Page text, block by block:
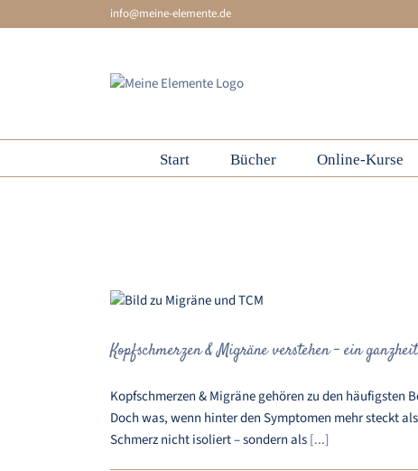
to
info@meine-elemente.de
Start Bücher Online-Kurse
Kopfschmerzen & Migräne verstehen – ein
Kopfschmerzen & Migräne gehören zu den häufigsten
Doch was, wenn hinter den Symptomen mehr steckt
Schmerz nicht isoliert – sondern als[...]